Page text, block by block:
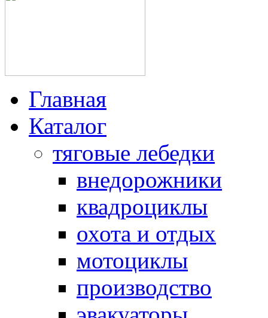
Главная
Каталог
тяговые лебедки
внедорожники
квадроциклы
охота и отдых
мотоциклы
производство